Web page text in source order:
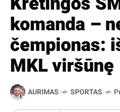
komanda –
čempionas:
MKL viršūnę
AURIMAS SPORTAS